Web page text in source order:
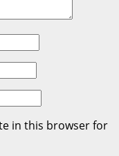
in this browser for